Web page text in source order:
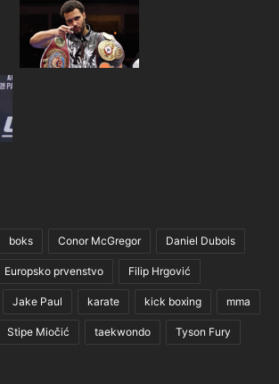
boks Conor McGregor Daniel Dubois
Europsko prvenstvo Filip Hrgović
Jake Paul karate kick boxing mma
Stipe Miočić taekwondo Tyson Fury